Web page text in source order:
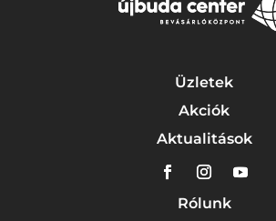
Üzletek
Akciók
Aktualitások
Rólunk